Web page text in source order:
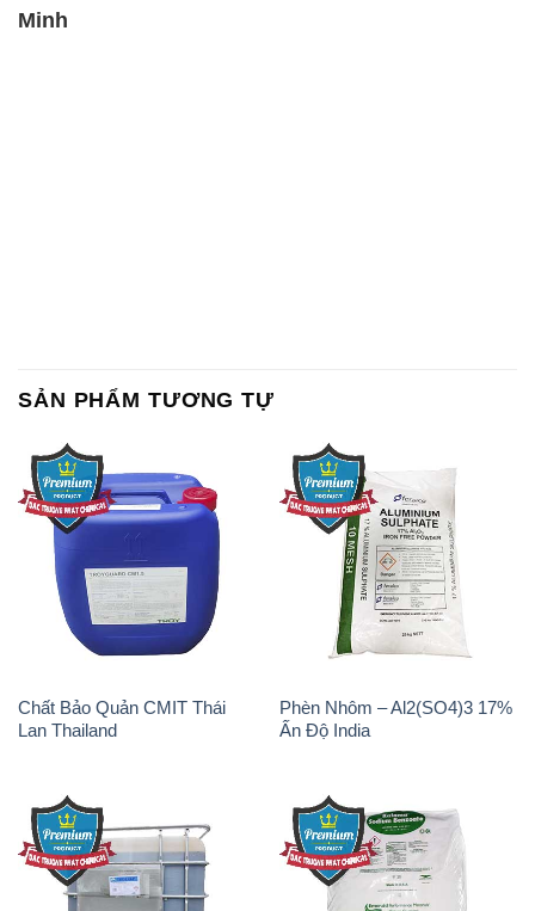
Minh
SẢN PHẨM TƯƠNG TỰ
Chất Bảo Quản CMIT Thái
Lan Thailand
Phèn Nhôm – Al2(SO4)3 17%
Ấn Độ India